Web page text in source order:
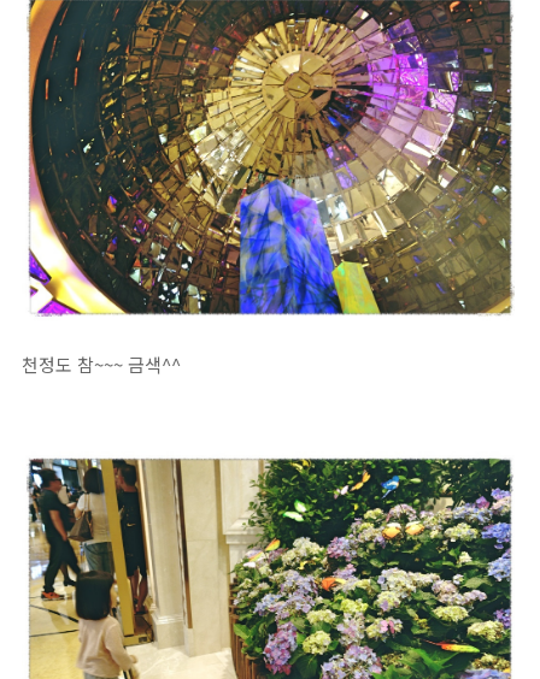
천정도 참~~~ 금색^^